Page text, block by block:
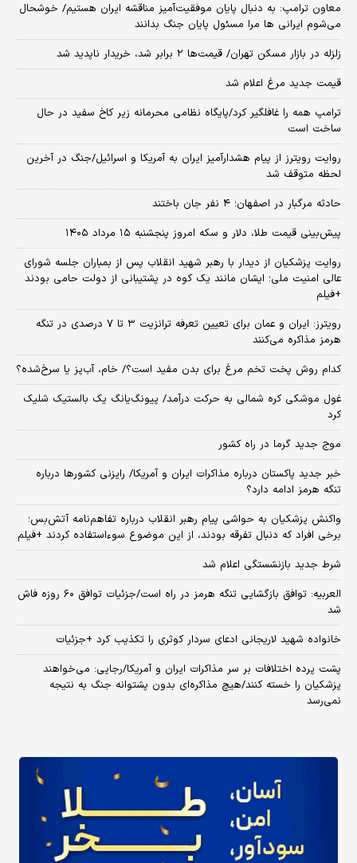
معاون ترامپ: به دنبال پایان موفقیت‌آمیز مناقشه ایران هستیم/ خوشحال
می‌شوم ایرانی ها مرا مسئول پایان جنگ بدانند
زلزله در بازار مسکن تهران/ قیمت‌ها ۲ برابر شد، خریدار ناپدید شد
قیمت جدید مرغ اعلام شد
ترامپ همه را غافلگیر کرد/پایگاه نظامی محرمانه زیر کاخ سفید در حال
ساخت است
روایت رویترز از پیام هشدارآمیز ایران به آمریکا و اسرائیل/جنگ در آخرین
لحظه متوقف شد
حادثه مرگبار در اصفهان؛ ۴ نفر جان باختند
پیش‌بینی قیمت طلا، دلار و سکه امروز پنجشنبه ۱۵ مرداد ۱۴۰۵
روایت پزشکیان از دیدار با رهبر شهید انقلاب پس از بمباران جلسه شورای
عالی امنیت ملی؛ ایشان مانند یک کوه در پشتیبانی از دولت حامی بودند
+فیلم
رویترز: ایران و عمان برای تعیین تعرفه ترانزیت ۳ تا ۷ درصدی در تنگه
هرمز مذاکره می‌کنند
کدام روش پخت تخم مرغ برای بدن مفید است؟/ خام، آب‌پز یا سرخ‌شده؟
غول موشکی کره شمالی به حرکت درآمد/ پیونگ‌یانگ یک بالستیک شلیک
کرد
موج جدید گرما در راه کشور
خبر جدید پاکستان درباره مذاکرات ایران و آمریکا/ رایزنی کشورها درباره
تنگه هرمز ادامه دارد؟
واکنش پزشکیان به حواشی پیام رهبر انقلاب درباره تفاهم‌نامه آتش‌بس؛
برخی افراد که دنبال تفرقه بودند، از این موضوع سوءاستفاده کردند +فیلم
شرط جدید بازنشستگی اعلام شد
العربیه: توافق بازگشایی تنگه هرمز در راه است/جزئیات توافق ۶۰ روزه فاش
شد
خانواده شهید لاریجانی ادعای سردار کوثری را تکذیب کرد +جزئیات
پشت پرده اختلافات بر سر مذاکرات ایران و آمریکا/رجایی: می‌خواهند
پزشکیان را خسته کنند/هیچ مذاکره‌ای بدون پشتوانه جنگ به نتیجه
نمی‌رسد